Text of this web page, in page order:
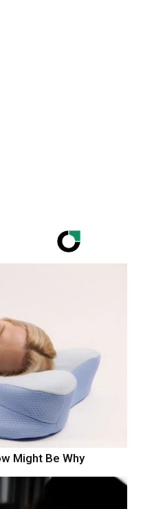
Might Be Why